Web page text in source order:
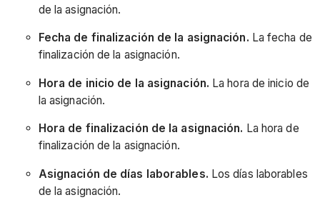
de la asignación.
Fecha de finalización de la asignación. La fecha de
finalización de la asignación.
Hora de inicio de la asignación. La hora de inicio de
la asignación.
Hora de finalización de la asignación. La hora de
finalización de la asignación.
Asignación de días laborables. Los días laborables
de la asignación.